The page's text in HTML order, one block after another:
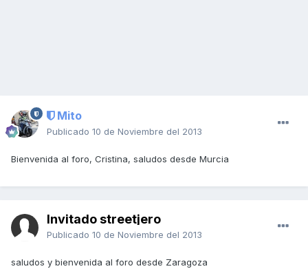
Mito
Publicado 10 de Noviembre del 2013
Bienvenida al foro, Cristina, saludos desde Murcia
Invitado streetjero
Publicado 10 de Noviembre del 2013
saludos y bienvenida al foro desde Zaragoza